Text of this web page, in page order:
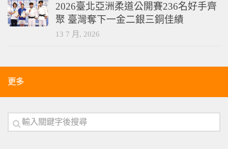
2026臺北亞洲柔道公開賽236名好手齊
聚 臺灣奪下一金二銀三銅佳績
13 7 月, 2026
更多